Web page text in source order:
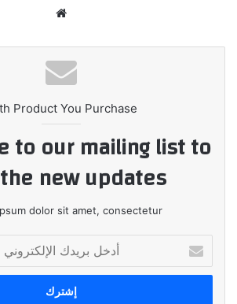
Product You Purchase
to our mailing list to
new updates!
dolor sit amet, consectetur.
بريدك
الإلكتروني